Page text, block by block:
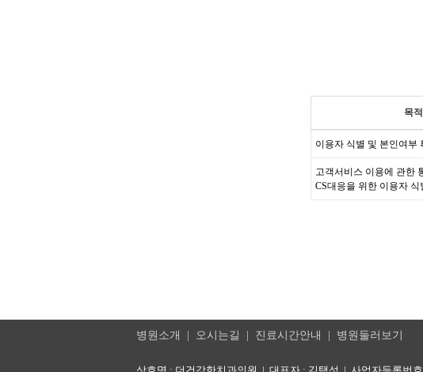
목적
이용자 식별 및 본인여부
고객서비스 이용에 관한
CS대응을 위한 이용자 식
병원소개 오시는길 진료시간안내 병원둘러보기